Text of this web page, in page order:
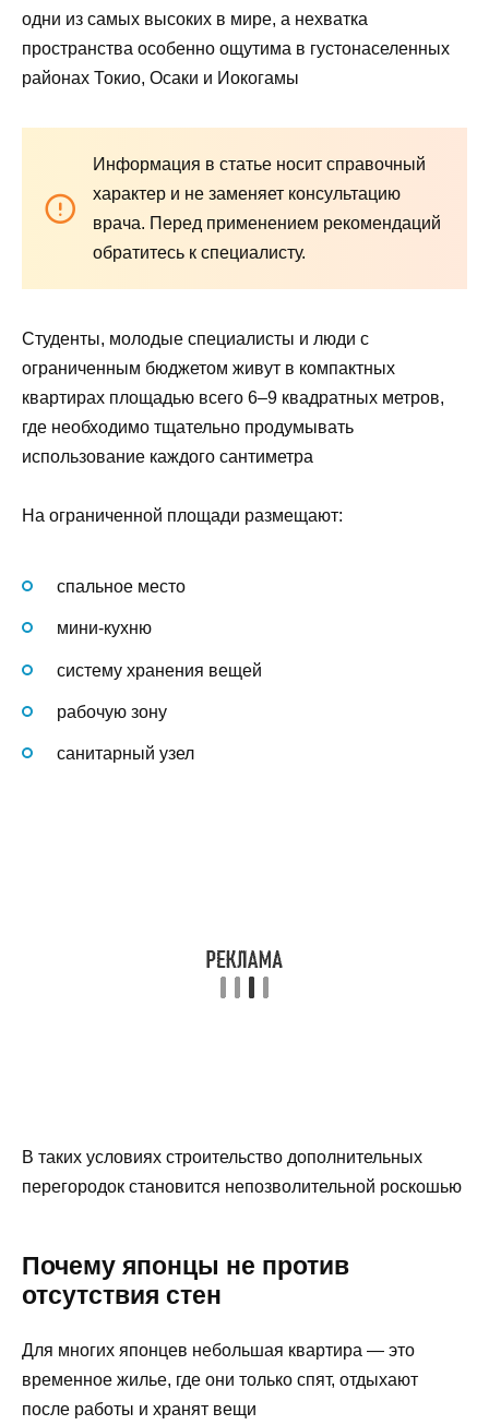
одни из самых высоких в мире, а нехватка
пространства особенно ощутима в густонаселенных
районах Токио, Осаки и Иокогамы
Информация в статье носит справочный
характер и не заменяет консультацию
врача. Перед применением рекомендаций
обратитесь к специалисту.
Студенты, молодые специалисты и люди с
ограниченным бюджетом живут в компактных
квартирах площадью всего 6–9 квадратных метров,
где необходимо тщательно продумывать
использование каждого сантиметра
На ограниченной площади размещают:
спальное место
мини-кухню
систему хранения вещей
рабочую зону
санитарный узел
В таких условиях строительство дополнительных
перегородок становится непозволительной роскошью
Почему японцы не против
отсутствия стен
Для многих японцев небольшая квартира — это
временное жилье, где они только спят, отдыхают
после работы и хранят вещи